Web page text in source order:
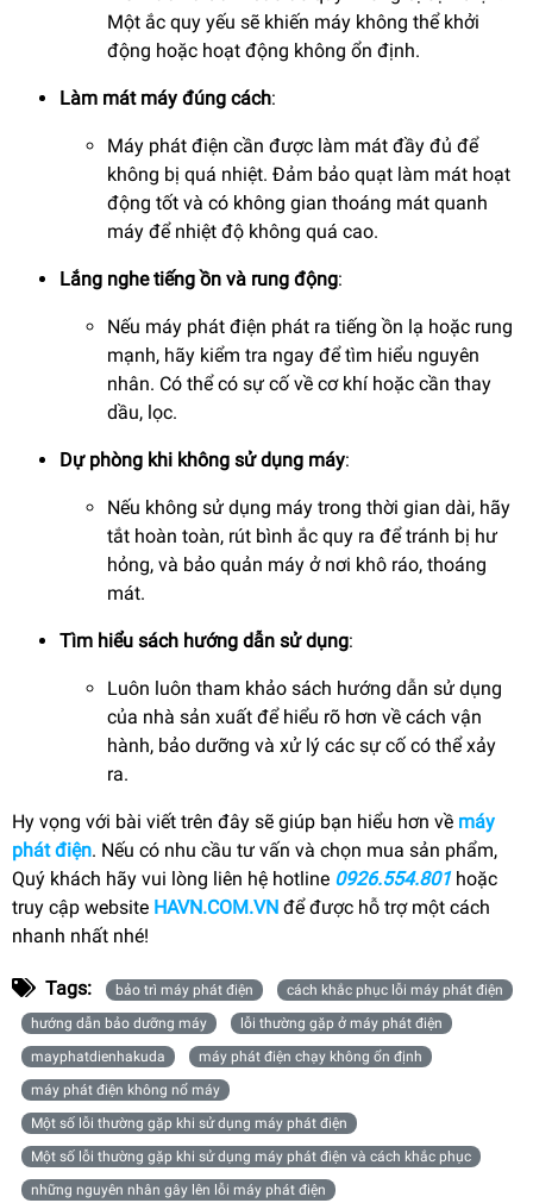
Một ắc quy yếu sẽ khiến máy không thể khởi
động hoặc hoạt động không ổn định.
Làm mát máy đúng cách:
Máy phát điện cần được làm mát đầy đủ để
không bị quá nhiệt. Đảm bảo quạt làm mát hoạt
động tốt và có không gian thoáng mát quanh
máy để nhiệt độ không quá cao.
Lắng nghe tiếng ồn và rung động:
Nếu máy phát điện phát ra tiếng ồn lạ hoặc rung
mạnh, hãy kiểm tra ngay để tìm hiểu nguyên
nhân. Có thể có sự cố về cơ khí hoặc cần thay
dầu, lọc.
Dự phòng khi không sử dụng máy:
Nếu không sử dụng máy trong thời gian dài, hãy
tắt hoàn toàn, rút bình ắc quy ra để tránh bị hư
hỏng, và bảo quản máy ở nơi khô ráo, thoáng
mát.
Tìm hiểu sách hướng dẫn sử dụng:
Luôn luôn tham khảo sách hướng dẫn sử dụng
của nhà sản xuất để hiểu rõ hơn về cách vận
hành, bảo dưỡng và xử lý các sự cố có thể xảy
ra.
Hy vọng với bài viết trên đây sẽ giúp bạn hiểu hơn về máy
phát điện. Nếu có nhu cầu tư vấn và chọn mua sản phẩm,
Quý khách hãy vui lòng liên hệ hotline 0926.554.801hoặc
truy cập website HAVN.COM.VN để được hỗ trợ một cách
nhanh nhất nhé!
Tags: bảo trì máy phát điện
cách khắc phục lỗi máy phát điện
hướng dẫn bảo dưỡng máy
lỗi thường gặp ở máy phát điện
mayphatdienhakuda
máy phát điện chạy không ổn định
máy phát điện không nổ máy
Một số lỗi thường gặp khi sử dụng máy phát điện
Một số lỗi thường gặp khi sử dụng máy phát điện và cách khắc phục
những nguyên nhân gây lên lỗi máy phát điện